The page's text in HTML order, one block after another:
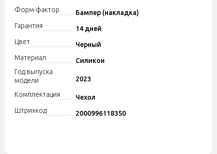
Форм-фактор
Бампер (накладка)
Гарантия
14 дней
Цвет
Черный
Материал
Силикон
Год выпуска
модели
2023
Комплектация
Чехол
Штрихкод
2000996118350